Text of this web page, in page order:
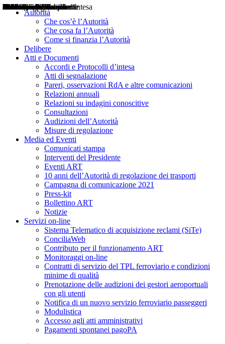
Autorità
Che cos’è l’Autorità
Che cosa fa l’Autorità
Come si finanzia l’Autorità
Delibere
Atti e Documenti
Accordi e Protocolli d’intesa
Atti di segnalazione
Pareri, osservazioni RdA e altre comunicazioni
Relazioni annuali
Relazioni su indagini conoscitive
Consultazioni
Audizioni dell’Autorità
Misure di regolazione
Media ed Eventi
Comunicati stampa
Interventi del Presidente
Eventi ART
10 anni dell’Autorità di regolazione dei trasporti
Campagna di comunicazione 2021
Press-kit
Bollettino ART
Notizie
Servizi on-line
Sistema Telematico di acquisizione reclami (SiTe)
ConciliaWeb
Contributo per il funzionamento ART
Monitoraggi on-line
Contratti di servizio del TPL ferroviario e condizioni
minime di qualità
Prenotazione delle audizioni dei gestori aeroportuali
con gli utenti
Notifica di un nuovo servizio ferroviario passeggeri
Modulistica
Accesso agli atti amministrativi
Pagamenti spontanei pagoPA
Delibere
Pareri
Consultazioni
Audizioni
Atti di Segnalazione
Accordi e Protocolli d'Intesa
Relazioni annuali
Misure di regolazione
Notizie
Comunicati Stampa
Bollettini ART
Convegni ART
Interviste del Presidente
Articoli in primo piano
Interventi del Presidente
2004
2005
2010
2013
2014
2015
2016
2017
2018
2019
202
2020
2021
2022
2023
2024
2025
2026
Aereo
Marittimo
Terrestre